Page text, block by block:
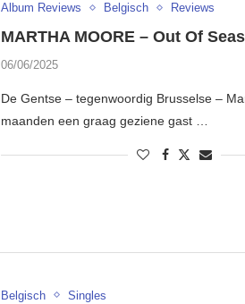
Album Reviews Belgisch Reviews
MARTHA MOORE – Out Of
06/06/2025
De Gentse – tegenwoordig Brusselse –
maanden een graag geziene gast …
Belgisch Singles